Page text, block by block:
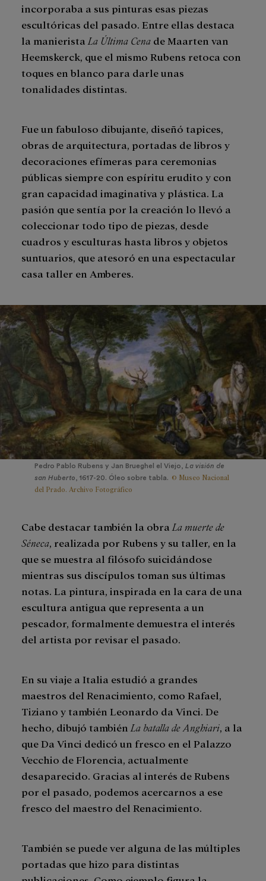
incorporaba a sus pinturas esas piezas
escultóricas del pasado. Entre ellas destaca
la manierista La Última Cena de Maarten van
Heemskerck, que el mismo Rubens retoca con
toques en blanco para darle unas
tonalidades distintas.
Fue un fabuloso dibujante, diseñó tapices,
obras de arquitectura, portadas de libros y
decoraciones efímeras para ceremonias
públicas siempre con espíritu erudito y con
gran capacidad imaginativa y plástica. La
pasión que sentía por la creación lo llevó a
coleccionar todo tipo de piezas, desde
cuadros y esculturas hasta libros y objetos
suntuarios, que atesoró en una espectacular
casa taller en Amberes.
Pedro Pablo Rubens y Jan Brueghel el Viejo, La visión de
san Huberto , 1617-20. Óleo sobre tabla. © Museo Nacional
del Prado. Archivo Fotográfico
Cabe destacar también la obra La muerte de
Séneca , realizada por Rubens y su taller, en la
que se muestra al filósofo suicidándose
mientras sus discípulos toman sus últimas
notas. La pintura, inspirada en la cara de una
escultura antigua que representa a un
pescador, formalmente demuestra el interés
del artista por revisar el pasado.
En su viaje a Italia estudió a grandes
maestros del Renacimiento, como Rafael,
Tiziano y también Leonardo da Vinci. De
hecho, dibujó también La batalla de Anghiari , a la
que Da Vinci dedicó un fresco en el Palazzo
Vecchio de Florencia, actualmente
desaparecido. Gracias al interés de Rubens
por el pasado, podemos acercarnos a ese
fresco del maestro del Renacimiento.
También se puede ver alguna de las múltiples
portadas que hizo para distintas